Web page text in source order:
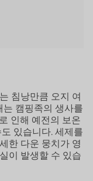
침낭만큼 오지 여
는 캠핑족의 생사를
인해 예전의 보온
있습니다. 세제를
한 다운 뭉치가 영
이 발생할 수 있습